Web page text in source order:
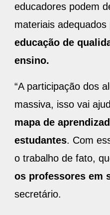
educadores podem
materiais adequados
educação de
ensino.
“A participação dos
massiva, isso vai
mapa de
estudantes. Com
o trabalho de fato,
os professores em
secretário.